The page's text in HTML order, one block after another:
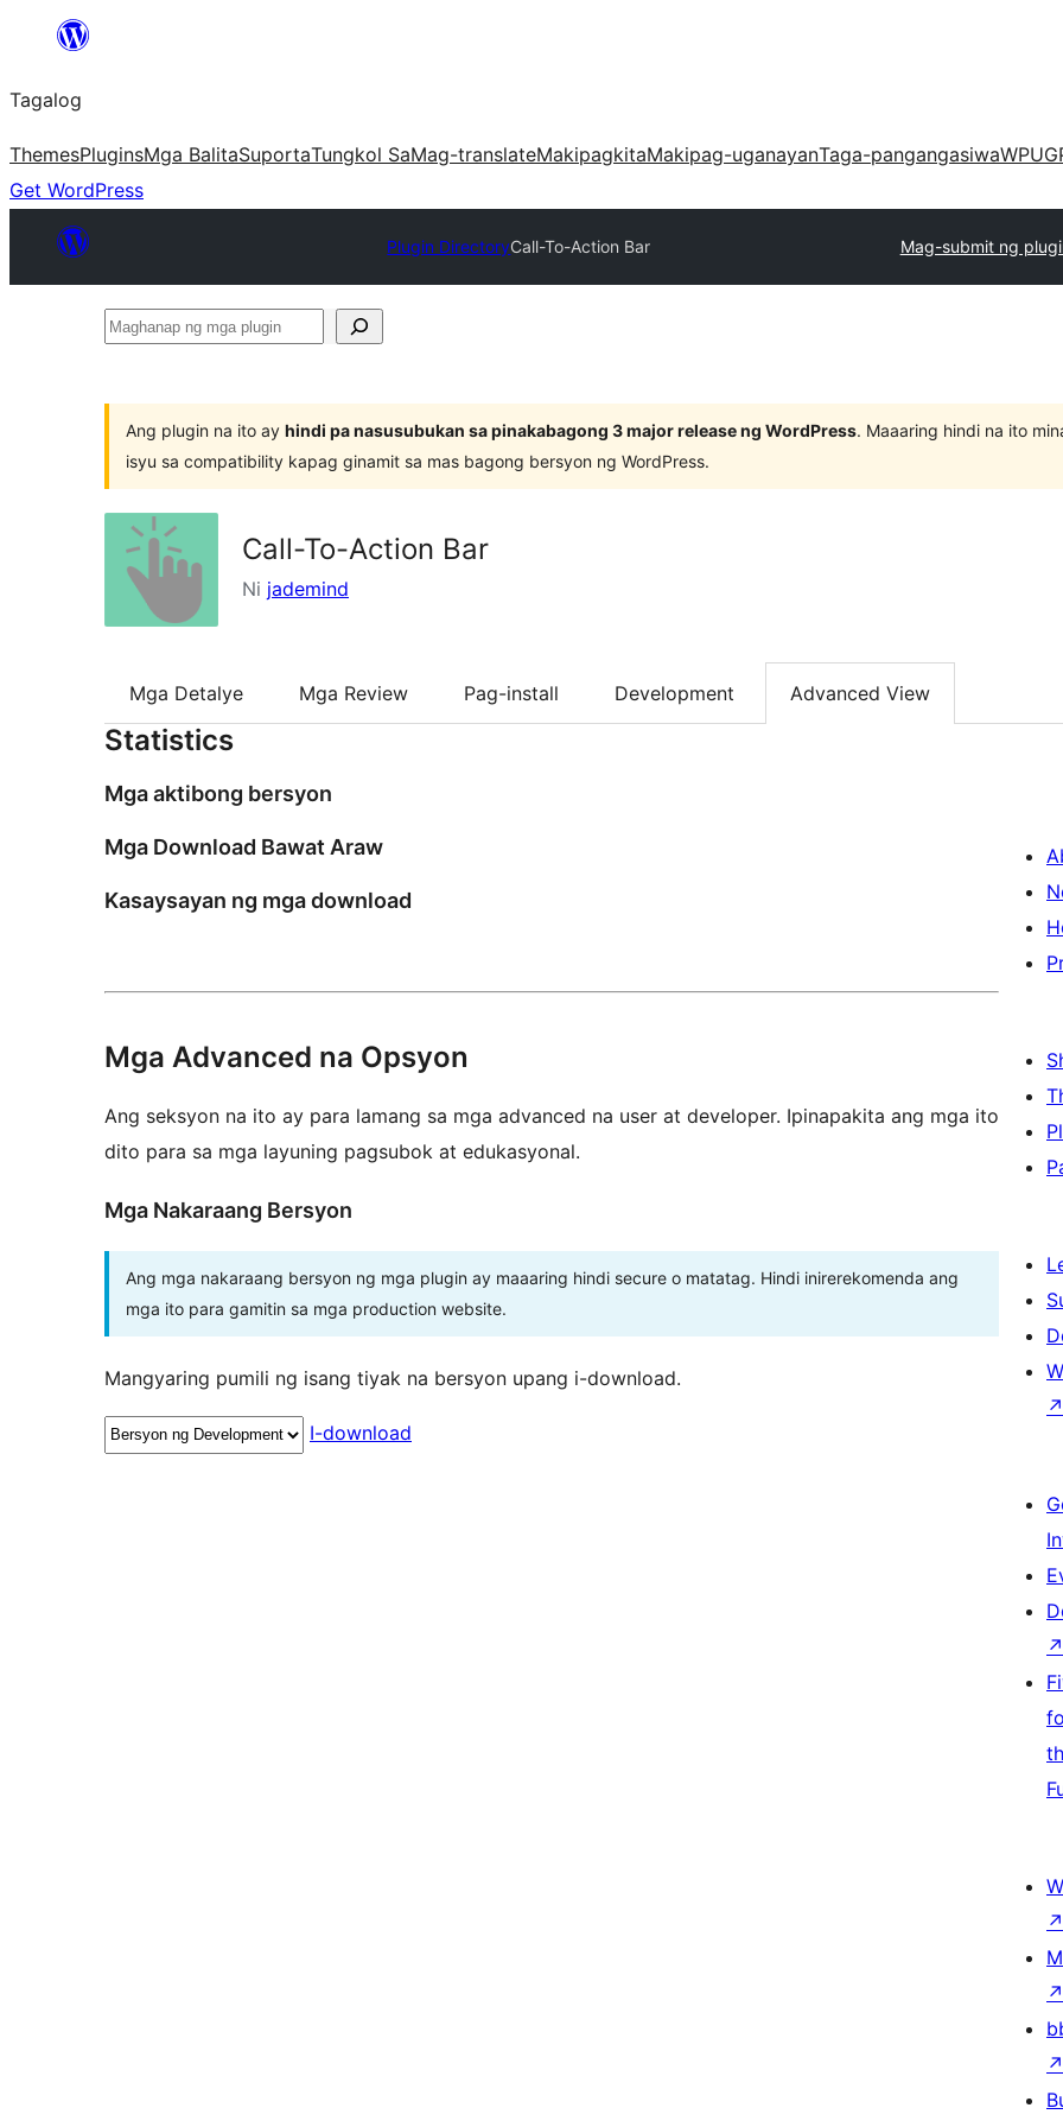
Lumaktaw
sa
content
Tagalog
ThemesPluginsMga BalitaSuportaTungkol SaMag-translateMakipagkitaMakipag-uganayanTaga-pangangasiwa
Get WordPress
Plugin DirectoryCall-To-Action Bar Mag-submit ng
Maghanap
plugin
Ang plugin na ito ay hindi pa nasusubukan sa pinakabagong 3 major release ng WordPress. Maaaring hindi na ito
isyu sa compatibility kapag ginamit sa mas bagong bersyon ng WordPress.
Call-To-Action Bar
Ni jademind
Mga Detalye Mga Review Pag-install Development Advanced View
Statistics
Mga aktibong bersyon
Mga Download Bawat Araw
Kasaysayan ng mga download
Mga Advanced na Opsyon
Ang seksyon na ito ay para lamang sa mga advanced na user at developer. Ipinapakita ang mga ito
dito para sa mga layuning pagsubok at edukasyonal.
Mga Nakaraang Bersyon
Ang mga nakaraang bersyon ng mga plugin ay maaaring hindi secure o matatag. Hindi inirerekomenda ang
mga ito para gamitin sa mga production website.
Mangyaring pumili ng isang tiyak na bersyon upang i-download.
I-download
↗
↗
↗
↗
↗